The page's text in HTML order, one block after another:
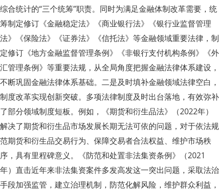
综合统计的“三个统筹”职责。同时为满足金融体制改革需要，统
筹制定修订《金融稳定法》《商业银行法》《银行业监督管理
法》《保险法》《证券法》《信托法》等金融领域重要法律，制
定修订《地方金融监督管理条例》《非银行支付机构条例》《外
汇管理条例》等重要法规，从全局角度把握金融法律体系建设，
不断巩固金融法律体系基础。二是及时填补金融领域法律空白，
制度改革实现创新突破。多项法律制度及时出台落地，有效弥补
了部分领域制度短板。例如，《期货和衍生品法》（2022年）
解决了期货和衍生品市场发展长期无法可依的问题，对于依法规
范期货和衍生品交易行为、保障交易者合法权益、维护市场秩
序，具有里程碑意义。《防范和处置非法集资条例》（2021
年）直击近年来非法集资案件多发高发这一突出问题，采取法治
手段加强监管，建立治理机制，防范化解风险，维护群众利益，